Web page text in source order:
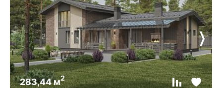
283,44 м2